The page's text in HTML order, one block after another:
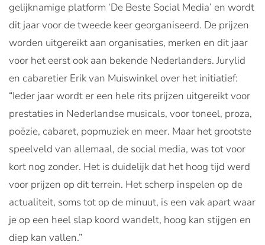
gelijknamige platform ‘De Beste Social Media’ en wordt
dit jaar voor de tweede keer georganiseerd. De prijzen
worden uitgereikt aan organisaties, merken en dit jaar
voor het eerst ook aan bekende Nederlanders. Jurylid
en cabaretier Erik van Muiswinkel over het initiatief:
“Ieder jaar wordt er een hele rits prijzen uitgereikt voor
prestaties in Nederlandse musicals, voor toneel, proza,
poëzie, cabaret, popmuziek en meer. Maar het grootste
speelveld van allemaal, de social media, was tot voor
kort nog zonder. Het is duidelijk dat het hoog tijd werd
voor prijzen op dit terrein. Het scherp inspelen op de
actualiteit, soms tot op de minuut, is een vak apart waar
je op een heel slap koord wandelt, hoog kan stijgen en
diep kan vallen.”